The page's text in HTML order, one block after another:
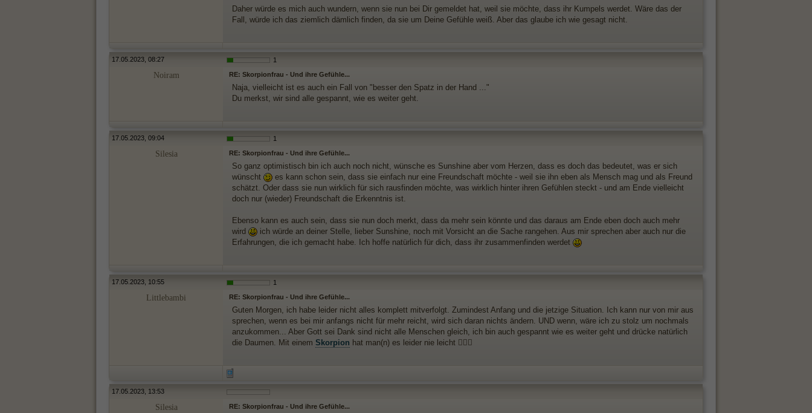
Daher würde es mich auch wundern, wenn sie nun bei Dir gemeldet hat, weil sie möchte, dass ihr Kumpels werdet. Wäre das der
Fall, würde ich das ziemlich dämlich finden, da sie um Deine Gefühle weiß. Aber das glaube ich wie gesagt nicht.
17.05.2023, 08:27 1
Noiram RE: Skorpionfrau - Und ihre Gefühle...
Naja, vielleicht ist es auch ein Fall von "besser den Spatz in der Hand ..."
Du merkst, wir sind alle gespannt, wie es weiter geht.
17.05.2023, 09:04 1
Silesia RE: Skorpionfrau - Und ihre Gefühle...
So ganz optimistisch bin ich auch noch nicht, wünsche es Sunshine aber vom Herzen, dass es doch das bedeutet, was er sich
wünscht
es kann schon sein, dass sie einfach nur eine Freundschaft möchte - weil sie ihn eben als Mensch mag und als Freund
schätzt. Oder dass sie nun wirklich für sich rausfinden möchte, was wirklich hinter ihren Gefühlen steckt - und am Ende vielleicht
doch nur (wieder) Freundschaft die Erkenntnis ist.
Ebenso kann es auch sein, dass sie nun doch merkt, dass da mehr sein könnte und das daraus am Ende eben doch auch mehr
wird
ich würde an deiner Stelle, lieber Sunshine, noch mit Vorsicht an die Sache rangehen. Aus mir sprechen aber auch nur die
Erfahrungen, die ich gemacht habe. Ich hoffe natürlich für dich, dass ihr zusammenfinden werdet
17.05.2023, 10:55 1
Littlebambi RE: Skorpionfrau - Und ihre Gefühle...
Guten Morgen, ich habe leider nicht alles komplett mitverfolgt. Zumindest Anfang und die jetzige Situation. Ich kann nur von mir aus
sprechen, wenn es bei mir anfangs nicht für mehr reicht, wird sich daran nichts ändern. UND wenn, wäre ich zu stolz um nochmals
anzukommen... Aber Gott sei Dank sind nicht alle Menschen gleich, ich bin auch gespannt wie es weiter geht und drücke natürlich
die Daumen. Mit einem Skorpion hat man(n) es leider nie leicht 🤦🏼‍♀️
17.05.2023, 13:53
Silesia RE: Skorpionfrau - Und ihre Gefühle...